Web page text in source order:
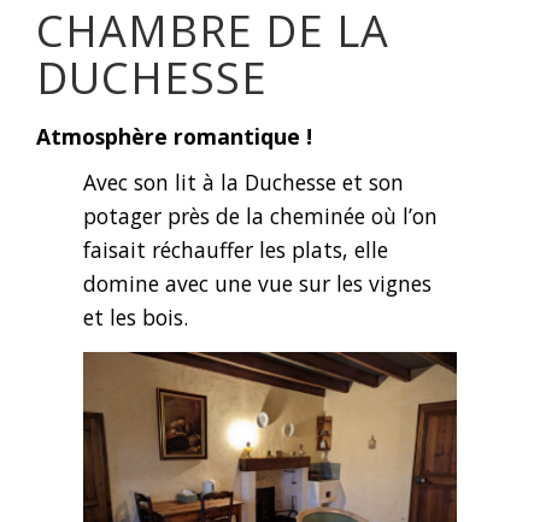
CHAMBRE DE LA
DUCHESSE
Atmosphère romantique !
Avec son lit à la Duchesse et son
potager près de la cheminée où l’on
faisait réchauffer les plats, elle
domine avec une vue sur les vignes
et les bois.